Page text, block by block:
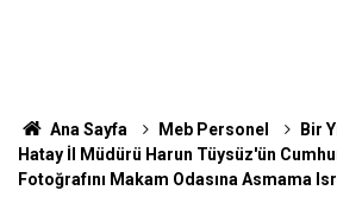
Ana Sayfa Meb Personel
Bir
Hatay İl Müdürü Harun Tüysüz'ün
Fotoğrafını Makam Odasına Asmama